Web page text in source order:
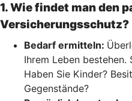
1. Wie findet man den
Versicherungsschutz?
Bedarf ermitteln:
Ihrem Leben bestehen.
Haben Sie Kinder?
Gegenstände?